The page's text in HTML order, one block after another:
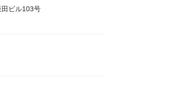
ビル103号